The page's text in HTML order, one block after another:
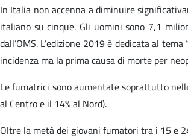
In Italia non accenna a diminuire
italiano su cinque. Gli uomini sono 7,1
dall’OMS. L’edizione 2019 è dedicata al
incidenza ma la prima causa di morte per
Le fumatrici sono aumentate soprattutto
al Centro e il 14% al Nord).
Oltre la metà dei giovani fumatori tra i 15 e